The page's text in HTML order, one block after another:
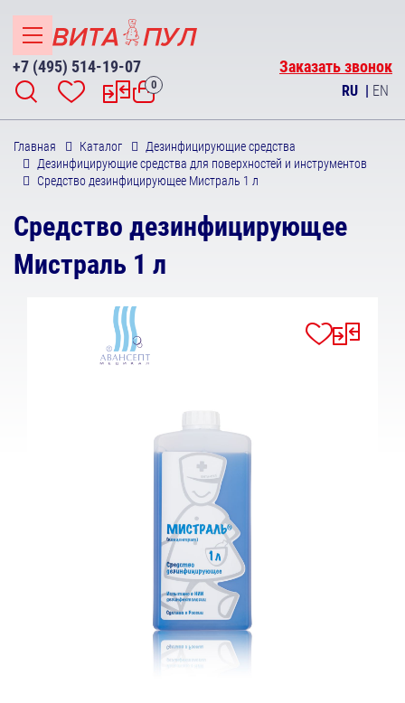
+7 (495) 514-19-07 Заказать звонок
0 RU | EN
Главная Каталог
Дезинфицирующие средства
Дезинфицирующие средства для поверхностей и инструментов
Средство дезинфицирующее Мистраль 1 л
Средство дезинфицирующее
Мистраль 1 л